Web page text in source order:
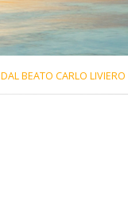
BEATO CARLO LIVIERO